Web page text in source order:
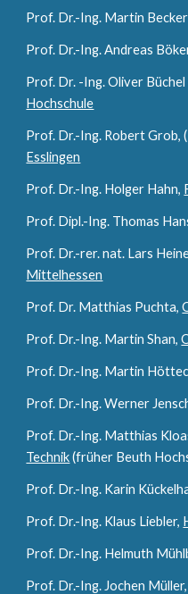
Prof. Dr.-Ing. Martin Becker
Prof. Dr.-Ing. Andreas
Prof. Dr. -Ing. Oliver
Hochschule
Prof. Dr.-Ing. Robert Grob,
Esslingen
Prof. Dr.-Ing. Holger Hahn,
Prof. Dipl.-Ing. Thomas
Prof. Dr.-rer. nat. Lars
Mittelhessen
Prof. Dr. Matthias Puchta,
Prof. Dr.-Ing. Martin Shan,
Prof. Dr.-Ing. Martin
Prof. Dr.-Ing. Werner
Prof. Dr.-Ing. Matthias
Technik(früher Beuth
Prof. Dr.-Ing. Karin
Prof. Dr.-Ing. Klaus Liebler,
Prof. Dr.-Ing. Helmuth
Prof. Dr.-Ing. Jochen Müller,